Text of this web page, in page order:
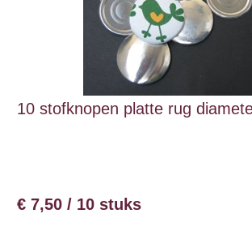
10 stofknopen platte rug
€ 7,50 / 10 stuks